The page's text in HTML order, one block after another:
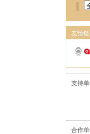
友情
支持
合作